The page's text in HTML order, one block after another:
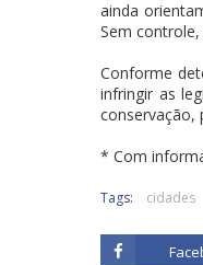
ainda
Sem
Conforme
infringir as
conservação,
* Com
Tags: cidades